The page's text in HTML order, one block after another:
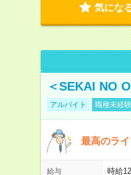
気にな
＜SEKAI NO
アルバイト 職種未経
最高のラ
給与 時給